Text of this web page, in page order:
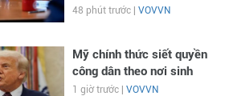
48 phút trước | VOVVN
Mỹ chính thức siết quyền
công dân theo nơi sinh
1 giờ trước | VOVVN